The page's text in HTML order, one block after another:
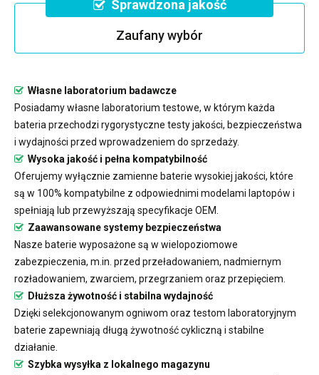
Sprawdzona jakość
Zaufany wybór
Własne laboratorium badawcze
Posiadamy własne laboratorium testowe, w którym każda
bateria przechodzi rygorystyczne testy jakości, bezpieczeństwa
i wydajności przed wprowadzeniem do sprzedaży.
Wysoka jakość i pełna kompatybilność
Oferujemy wyłącznie zamienne baterie wysokiej jakości, które
są w 100% kompatybilne z odpowiednimi modelami laptopów i
spełniają lub przewyższają specyfikacje OEM.
Zaawansowane systemy bezpieczeństwa
Nasze baterie wyposażone są w wielopoziomowe
zabezpieczenia, m.in. przed przeładowaniem, nadmiernym
rozładowaniem, zwarciem, przegrzaniem oraz przepięciem.
Dłuższa żywotność i stabilna wydajność
Dzięki selekcjonowanym ogniwom oraz testom laboratoryjnym
baterie zapewniają długą żywotność cykliczną i stabilne
działanie.
Szybka wysyłka z lokalnego magazynu